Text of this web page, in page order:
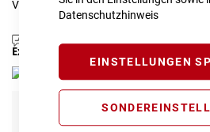
Datenschutzhinweis
EINSTELLUNGEN
Vergleichsliste: hinzufügen |ansehen
Extra Schutz? Jetzt Tarife entdecken!
Fahrrad Komplettschutz
109,00 € pro Jahr*